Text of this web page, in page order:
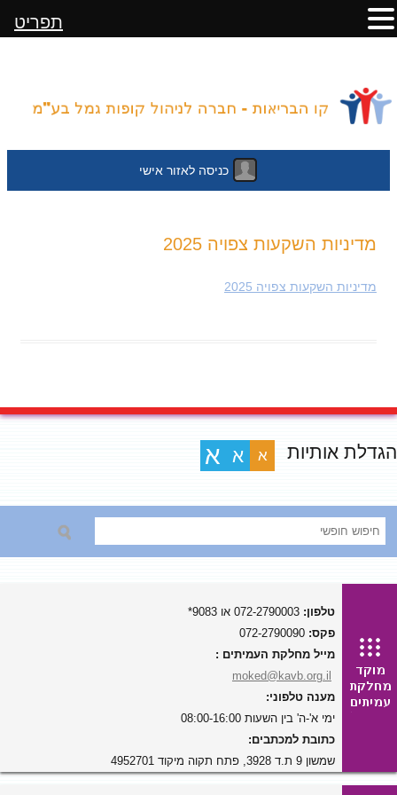
כניסה לאזור אישי
לתוכן
מדיניות השקעות צפויה 2025
מדיניות השקעות צפויה 2025
הגדלת אותיות א א א
טלפון:
פקס:
מייל מחלקת העמיתים :
moked@kavb.org.il
מענה טלפוני:
ימי א'-ה' בין השעות 08:00-16:00
כתובת למכתבים:
שמשון 9 ת.ד 3928, פתח תקוה מיקוד 4952701
תפריט